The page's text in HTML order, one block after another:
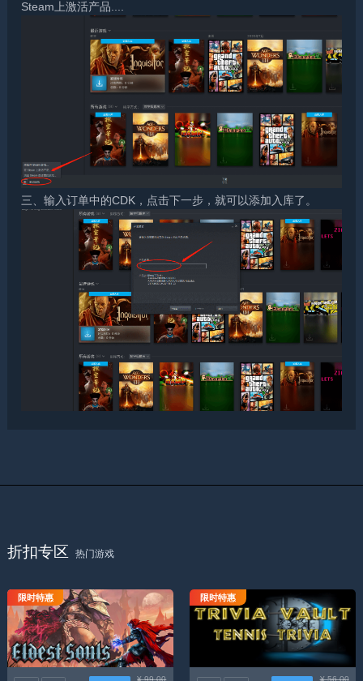
Steam上激活产品....
三、输入订单中的CDK，点击下一步，就可以添加入库了。
折扣专区 热门游戏
上古之魂
限时特惠
¥ 99.00
跳马网球小常识
限时特惠
¥ 56.00